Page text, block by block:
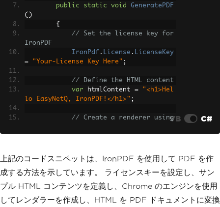
public
static void
GeneratePDF
()
{
// Set the license key for
IronPDF
IronPdf . License . LicenseKey
=
"Your-License Key Here" ;
// Define the HTML content
var htmlContent =
"<h1>Hel
lo EasyNetQ, IronPDF!</h1>" ;
// Create a renderer using
// Generate a PDF from the
HTML string
var pdf = renderer
RenderH
htmlContent );
VB C#
上記のコードスニペットは、IronPDF を使用して PDF を作
成する方法を示しています。 ライセンスキーを設定し、サン
プル HTML コンテンツを定義し、Chrome のエンジンを使用
してレンダラーを作成し、HTML を PDF ドキュメントに変換